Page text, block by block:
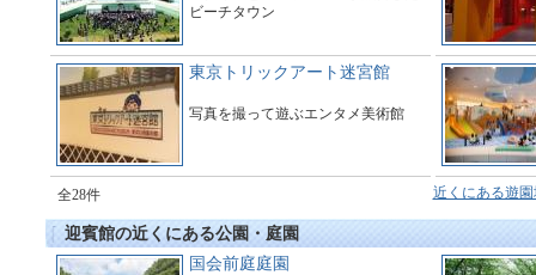
ビーチタウン
東京トリックアート迷宮館
写真を撮って遊ぶエンタメ美術館
全28件 近くにある遊
迎賓館の近くにある公園・庭園
国会前庭庭園